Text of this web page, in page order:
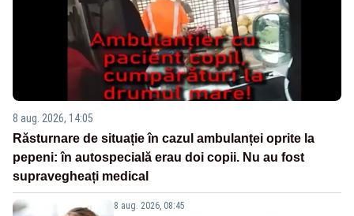
8 aug. 2026, 14:05
Răsturnare de situație în cazul ambulanței oprite la
pepeni: în autospecială erau doi copii. Nu au fost
supravegheați medical
8 aug. 2026, 08:45